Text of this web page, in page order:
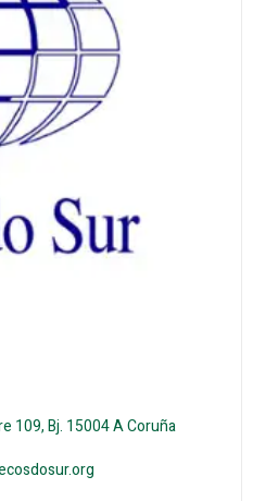
109, Bj. 15004A Coruña